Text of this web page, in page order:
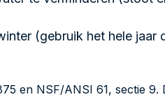
(gebruik het hele jaar
en NSF/ANSI 61, sectie